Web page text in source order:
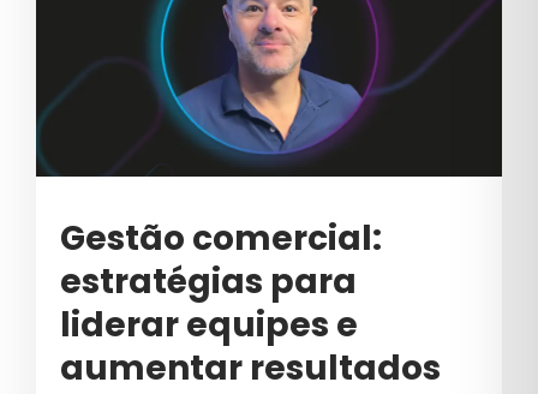
SEGURANÇA EM CAMPANHAS
SEO
SETOR DE BELEZA
SOFT SKILLS
SUCESSO
SUCESSO NO MARKETING
SUSTENTABILIDADE
TECNOLOGIA
Gestão comercial:
estratégias para
liderar equipes e
aumentar resultados